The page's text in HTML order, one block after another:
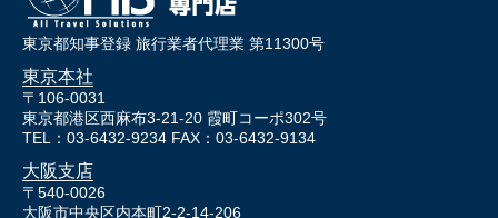
東京都知事登録 旅行業者代理業 第11300号
東京本社
〒106-0031
東京都港区西麻布3-21-20 霞町コーポ302号
TEL：03-6432-9234 FAX：03-6432-9134
大阪支店
〒540-0026
大阪市中央区内本町2-2-14-206